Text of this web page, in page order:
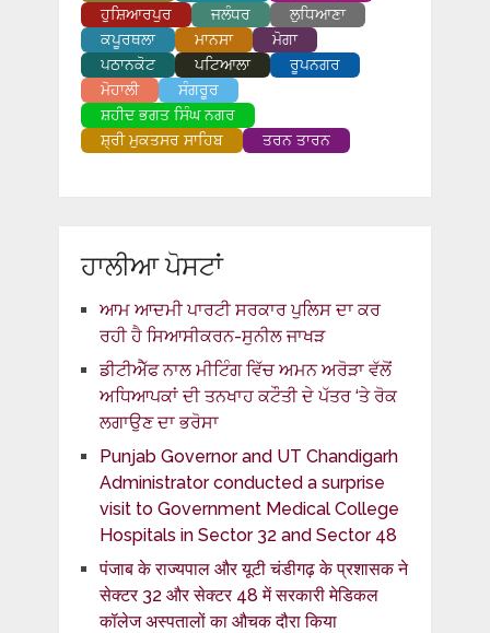
ਹੁਸ਼ਿਆਰਪੁਰ
ਜਲੰਧਰ
ਲੁਧਿਆਣਾ
ਕਪੂਰਥਲਾ
ਮਾਨਸਾ
ਮੋਗਾ
ਪਠਾਨਕੋਟ
ਪਟਿਆਲਾ
ਰੂਪਨਗਰ
ਮੋਹਾਲੀ
ਸੰਗਰੂਰ
ਸ਼ਹੀਦ ਭਗਤ ਸਿੰਘ ਨਗਰ
ਸ਼੍ਰੀ ਮੁਕਤਸਰ ਸਾਹਿਬ
ਤਰਨ ਤਾਰਨ
ਹਾਲੀਆ ਪੋਸਟਾਂ
ਆਮ ਆਦਮੀ ਪਾਰਟੀ ਸਰਕਾਰ ਪੁਲਿਸ ਦਾ ਕਰ
ਰਹੀ ਹੈ ਸਿਆਸੀਕਰਨ-ਸੁਨੀਲ ਜਾਖੜ
ਡੀਟੀਐੱਫ ਨਾਲ ਮੀਟਿੰਗ ਵਿੱਚ ਅਮਨ ਅਰੋੜਾ ਵੱਲੋਂ
ਅਧਿਆਪਕਾਂ ਦੀ ਤਨਖਾਹ ਕਟੌਤੀ ਦੇ ਪੱਤਰ ‘ਤੇ ਰੋਕ
ਲਗਾਉਣ ਦਾ ਭਰੋਸਾ
Punjab Governor and UT Chandigarh
Administrator conducted a surprise
visit to Government Medical College
Hospitals in Sector 32 and Sector 48
पंजाब के राज्यपाल और यूटी चंडीगढ़ के प्रशासक ने
सेक्टर 32 और सेक्टर 48 में सरकारी मेडिकल
कॉलेज अस्पतालों का औचक दौरा किया